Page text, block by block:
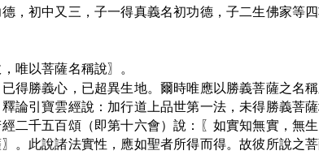
，初中又三，子一得真義名初功德，子二生佛家等
唯以菩薩名稱說〗 。
得勝義心，已超異生地。爾時唯應以勝義菩薩之名
論引寶雲經說：加行道上品世第一法，未得勝義菩
二千五百頌（即第十六會）說：
〖 如實知無實，無
〗
。此說諸法實性，應如聖者所得而得。故彼所說之